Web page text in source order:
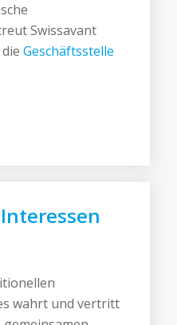
Swissavant
Geschäftsstelle
wahrt und vertritt